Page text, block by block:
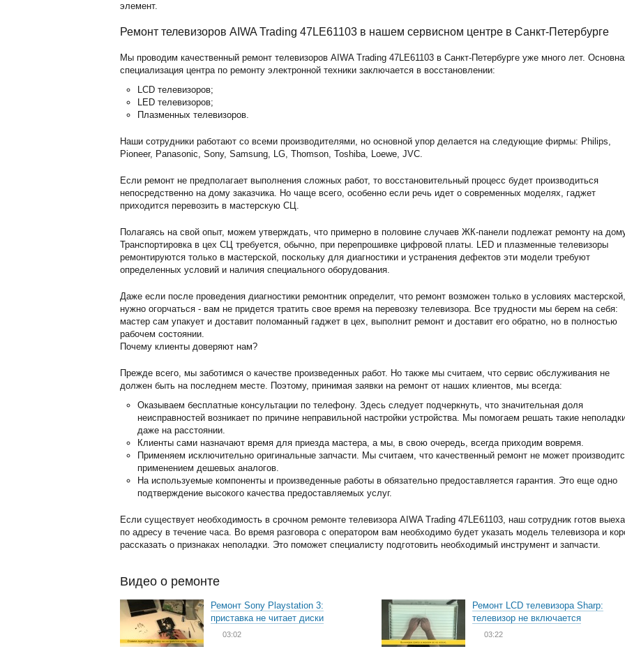
элемент.
Ремонт телевизоров AIWA Trading 47LE61103 в нашем сервисном центре в Санкт-Петербурге
Мы проводим качественный ремонт телевизоров AIWA Trading 47LE61103 в Санкт-Петербурге уже много лет.
специализация центра по ремонту электронной техники заключается в восстановлении:
LCD телевизоров;
LED телевизоров;
Плазменных телевизоров.
Наши сотрудники работают со всеми производителями, но основной упор делается на следующие фирмы: Philips,
Pioneer, Panasonic, Sony, Samsung, LG, Thomson, Toshiba, Loewe, JVC.
Если ремонт не предполагает выполнения сложных работ, то восстановительный процесс будет производиться
непосредственно на дому заказчика. Но чаще всего, особенно если речь идет о современных моделях, гаджет
приходится перевозить в мастерскую СЦ.
Полагаясь на свой опыт, можем утверждать, что примерно в половине случаев ЖК-панели подлежат ремонту на
Транспортировка в цех СЦ требуется, обычно, при перепрошивке цифровой платы. LED и плазменные телевизоры
ремонтируются только в мастерской, поскольку для диагностики и устранения дефектов эти модели требуют
определенных условий и наличия специального оборудования.
Даже если после проведения диагностики ремонтник определит, что ремонт возможен только в условиях
нужно огорчаться - вам не придется тратить свое время на перевозку телевизора. Все трудности мы берем на себя:
мастер сам упакует и доставит поломанный гаджет в цех, выполнит ремонт и доставит его обратно, но в полностью
рабочем состоянии.
Почему клиенты доверяют нам?
Прежде всего, мы заботимся о качестве произведенных работ. Но также мы считаем, что сервис обслуживания не
должен быть на последнем месте. Поэтому, принимая заявки на ремонт от наших клиентов, мы всегда:
Оказываем бесплатные консультации по телефону. Здесь следует подчеркнуть, что значительная доля
неисправностей возникает по причине неправильной настройки устройства. Мы помогаем решать такие
даже на расстоянии.
Клиенты сами назначают время для приезда мастера, а мы, в свою очередь, всегда приходим вовремя.
Применяем исключительно оригинальные запчасти. Мы считаем, что качественный ремонт не может
применением дешевых аналогов.
На используемые компоненты и произведенные работы в обязательно предоставляется гарантия. Это еще одно
подтверждение высокого качества предоставляемых услуг.
Если существует необходимость в срочном ремонте телевизора AIWA Trading 47LE61103, наш сотрудник готов
по адресу в течение часа. Во время разговора с оператором вам необходимо будет указать модель телевизора и
рассказать о признаках неполадки. Это поможет специалисту подготовить необходимый инструмент и запчасти.
Видео о ремонте
Ремонт Sony Playstation 3:
приставка не читает диски
03:02
Ремонт LCD телевизора Sharp:
телевизор не включается
03:22